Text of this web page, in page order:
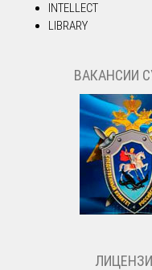
INTELLECT
LIBRARY
ВАКАНСИИ